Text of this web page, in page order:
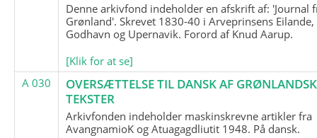
Denne arkivfond indeholder en afskrift af: 'Journal
Grønland'. Skrevet 1830-40 i Arveprinsens Eilande,
Godhavn og Upernavik. Forord af Knud Aarup.
[Klik for at se]
A 030
OVERSÆTTELSE TIL DANSK AF
TEKSTER
Arkivfonden indeholder maskinskrevne artikler fra
AvangnamioK og Atuagagdliutit 1948. På dansk.